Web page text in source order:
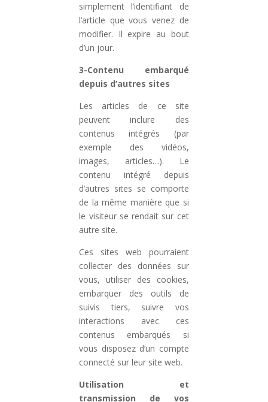
simplement l’identifiant de
l’article que vous venez de
modifier. Il expire au bout
d’un jour.
3-Contenu embarqué
depuis d’autres sites
Les articles de ce site
peuvent inclure des
contenus intégrés (par
exemple des vidéos,
images, articles…). Le
contenu intégré depuis
d’autres sites se comporte
de la même manière que si
le visiteur se rendait sur cet
autre site.
Ces sites web pourraient
collecter des données sur
vous, utiliser des cookies,
embarquer des outils de
suivis tiers, suivre vos
interactions avec ces
contenus embarqués si
vous disposez d’un compte
connecté sur leur site web.
Utilisation et
transmission de vos